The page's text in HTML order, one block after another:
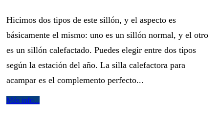
Hicimos dos tipos de este sillón, y el aspecto es
básicamente el mismo: uno es un sillón normal, y el otro
es un sillón calefactado. Puedes elegir entre dos tipos
según la estación del año. La silla calefactora para
acampar es el complemento perfecto...
Más info...